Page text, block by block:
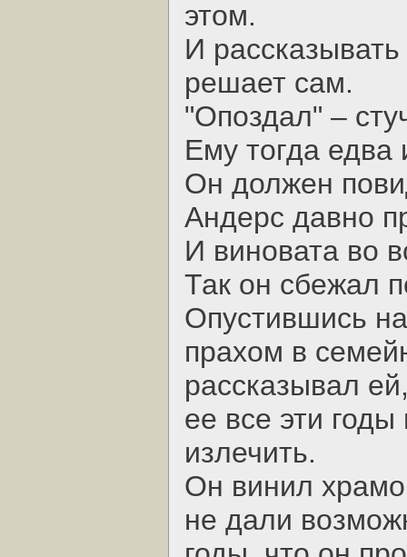
этом.
И
решает сам.
"Опоздал" –
Ему тогда едва
Он должен
Андерс давно
И виновата во
Так он сбежал
Опустившись
прахом в
рассказывал
ее все эти годы
излечить.
Он винил
не дали